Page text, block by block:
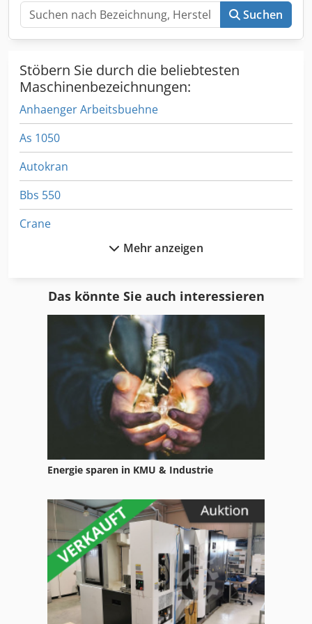
Unterbau) Ausleger und Hubhöhen erweiterbar laut
Herstellerdatenblatt
Suchen
Stöbern Sie durch die beliebtesten
Maschinenbezeichnungen:
Anhaenger Arbeitsbuehne
As 1050
Autokran
Bbs 550
Crane
Hauler Lt
Hydraulik Erdbohrer
International 2674
Kgs 1670
Ks 205
Mehr anzeigen
Das könnte Sie auch interessieren
Energie sparen in KMU & Industrie